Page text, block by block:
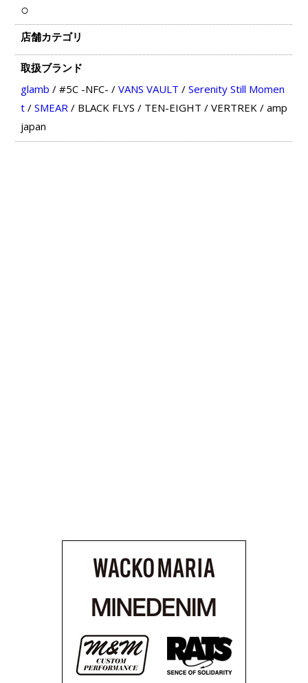
○
店舗カテゴリ
取扱ブランド
glamb / #5C -NFC- / VANS VAULT / Serenity Still Momen
t/ SMEAR/ BLACK FLYS / TEN-EIGHT / VERTREK/ amp
japan